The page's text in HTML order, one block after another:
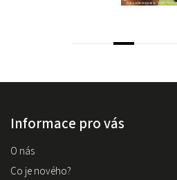
Informace pro vás
O nás
Co je nového?